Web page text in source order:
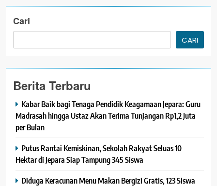
Cari
CARI
Berita Terbaru
Kabar Baik bagi Tenaga Pendidik Keagamaan Jepara: Guru
Madrasah hingga Ustaz Akan Terima Tunjangan Rp1,2 Juta
per Bulan
Putus Rantai Kemiskinan, Sekolah Rakyat Seluas 10
Hektar di Jepara Siap Tampung 345 Siswa
Diduga Keracunan Menu Makan Bergizi Gratis, 123 Siswa